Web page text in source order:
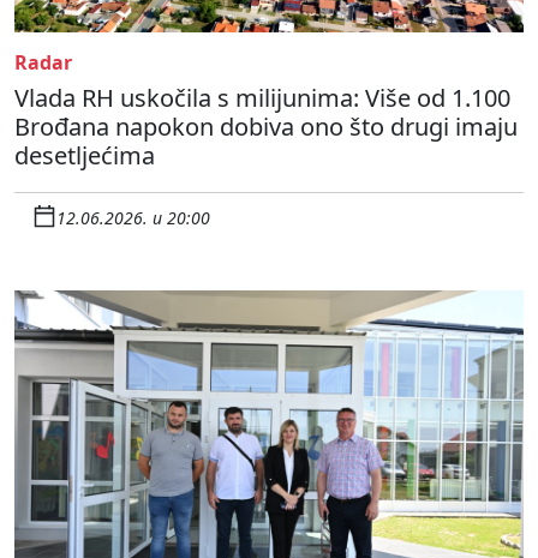
Radar
Vlada RH uskočila s milijunima: Više od 1.100
Brođana napokon dobiva ono što drugi imaju
desetljećima
12.06.2026. u 20:00